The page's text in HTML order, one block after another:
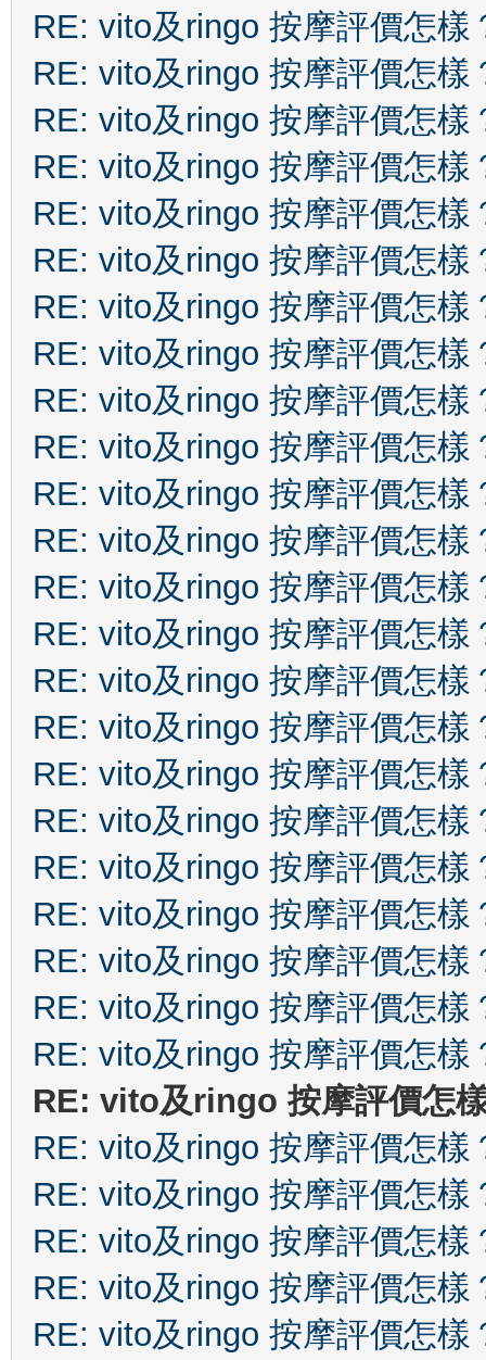
RE: vito及ringo 按摩評價怎樣
RE: vito及ringo 按摩評價怎樣
RE: vito及ringo 按摩評價怎樣
RE: vito及ringo 按摩評價怎樣
RE: vito及ringo 按摩評價怎樣
RE: vito及ringo 按摩評價怎樣
RE: vito及ringo 按摩評價怎樣
RE: vito及ringo 按摩評價怎樣
RE: vito及ringo 按摩評價怎樣
RE: vito及ringo 按摩評價怎樣
RE: vito及ringo 按摩評價怎樣
RE: vito及ringo 按摩評價怎樣
RE: vito及ringo 按摩評價怎樣
RE: vito及ringo 按摩評價怎樣
RE: vito及ringo 按摩評價怎樣
RE: vito及ringo 按摩評價怎樣
RE: vito及ringo 按摩評價怎樣
RE: vito及ringo 按摩評價怎樣
RE: vito及ringo 按摩評價怎樣
RE: vito及ringo 按摩評價怎樣
RE: vito及ringo 按摩評價怎樣
RE: vito及ringo 按摩評價怎樣
RE: vito及ringo 按摩評價怎樣
RE: vito及ringo 按摩評價怎
RE: vito及ringo 按摩評價怎樣
RE: vito及ringo 按摩評價怎樣
RE: vito及ringo 按摩評價怎樣
RE: vito及ringo 按摩評價怎樣
RE: vito及ringo 按摩評價怎樣